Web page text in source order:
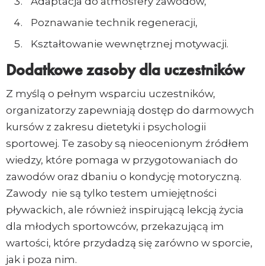
Poznawanie technik regeneracji,
Kształtowanie wewnętrznej motywacji.
Dodatkowe zasoby dla uczestników
Z myślą o pełnym wsparciu uczestników,
organizatorzy zapewniają dostęp do darmowych
kursów z zakresu dietetyki i psychologii
sportowej. Te zasoby są nieocenionym źródłem
wiedzy, które pomaga w przygotowaniach do
zawodów oraz dbaniu o kondycję motoryczną.
Zawody nie są tylko testem umiejętności
pływackich, ale również inspirującą lekcją życia
dla młodych sportowców, przekazującą im
wartości, które przydadzą się zarówno w sporcie,
jak i poza nim.